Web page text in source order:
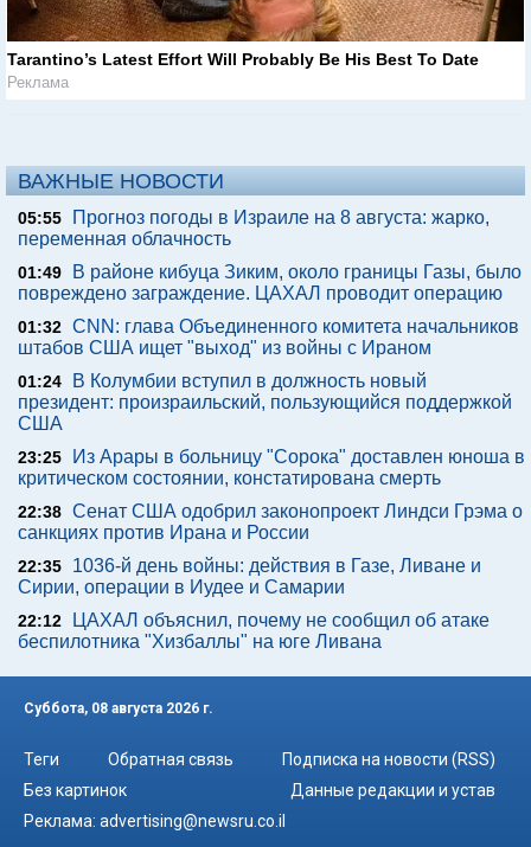
Tarantino’s Latest Effort Will Probably Be His Best To Date
Реклама
ВАЖНЫЕ НОВОСТИ
05:55
Прогноз погоды в Израиле на 8 августа: жарко,
переменная облачность
01:49
В районе кибуца Зиким, около границы Газы, было
повреждено заграждение. ЦАХАЛ проводит операцию
01:32 CNN: глава Объединенного комитета начальников
штабов США ищет "выход" из войны с Ираном
01:24
В Колумбии вступил в должность новый
президент: произраильский, пользующийся поддержкой
США
23:25
Из Арары в больницу "Сорока" доставлен юноша в
критическом состоянии, констатирована смерть
22:38 Сенат США одобрил законопроект Линдси Грэма о
санкциях против Ирана и России
22:35
1036-й день войны: действия в Газе, Ливане и
Сирии, операции в Иудее и Самарии
22:12
ЦАХАЛ объяснил, почему не сообщил об атаке
беспилотника "Хизбаллы" на юге Ливана
Суббота, 08 августа 2026 г.
Теги Обратная связь
Подписка на новости (RSS)
Без картинок
Данные редакции и устав
Реклама: advertising@newsru.co.il